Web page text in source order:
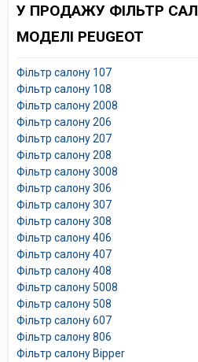
У ПРОДАЖУ ФІЛЬТР
МОДЕЛІ PEUGEOT
Фільтр салону 107
Фільтр салону 108
Фільтр салону 2008
Фільтр салону 206
Фільтр салону 207
Фільтр салону 208
Фільтр салону 3008
Фільтр салону 306
Фільтр салону 307
Фільтр салону 308
Фільтр салону 406
Фільтр салону 407
Фільтр салону 408
Фільтр салону 5008
Фільтр салону 508
Фільтр салону 607
Фільтр салону 806
Фільтр салону Bipper